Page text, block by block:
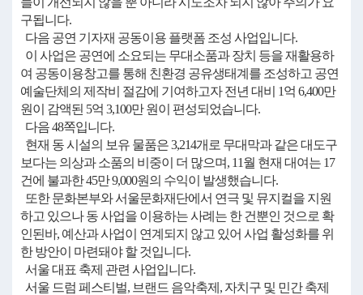
구됩니다.
다음 공연 기자재 공동이용 플랫폼 조성 사업입니다.
이 사업은 공연에 소요되는 무대소품과 장치 등을 재활용하
여 공동이용창고를 통해 친환경 공유생태계를 조성하고 공연
예술단체의 제작비 절감에 기여하고자 전년 대비 1억 6,400만
원이 감액된 5억 3,100만 원이 편성되었습니다.
다음 48쪽입니다.
현재 동 시설의 보유 물품은 3,214개로 무대막과 같은 대도구
보다는 의상과 소품의 비중이 더 많으며, 11월 현재 대여는 17
건에 불과한 45만 9,000원의 수익이 발생했습니다.
또한 문화본부와 서울문화재단에서 연극 및 뮤지컬을 지원
하고 있으나 동 사업을 이용하는 사례는 한 건뿐인 것으로 확
인된바, 예산과 사업이 연계되지 않고 있어 사업 활성화를 위
한 방안이 마련돼야 할 것입니다.
서울 대표 축제 관련 사업입니다.
서울 드럼 페스티벌, 브랜드 음악축제, 자치구 및 민간 축제